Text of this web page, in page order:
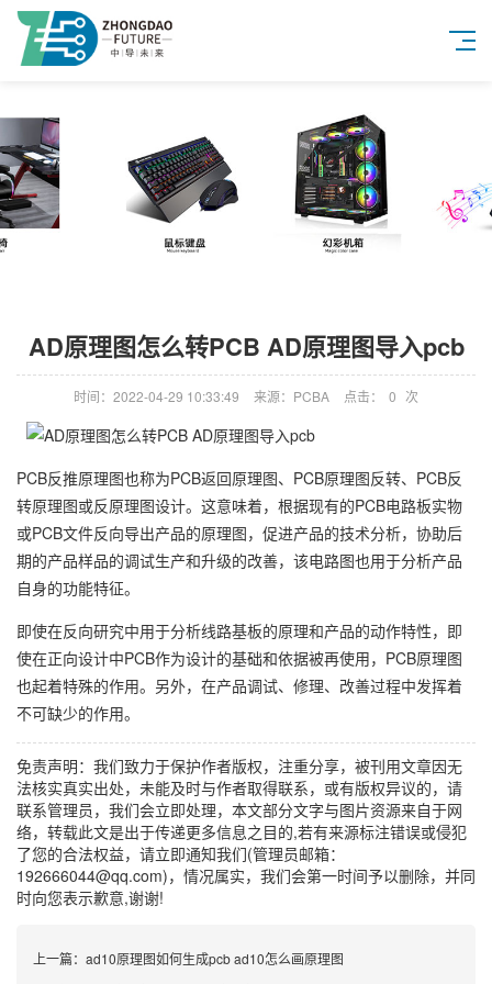
AD原理图怎么转PCB AD原理图导入pcb
时间：2022-04-29 10:33:49 来源：PCBA 点击： 0 次
PCB反推原理图也称为PCB返回原理图、PCB原理图反转、PCB反
转原理图或反原理图设计。这意味着，根据现有的PCB电路板实物
或PCB文件反向导出产品的原理图，促进产品的技术分析，协助后
期的产品样品的调试生产和升级的改善，该电路图也用于分析产品
自身的功能特征。
即使在反向研究中用于分析线路基板的原理和产品的动作特性，即
使在正向设计中PCB作为设计的基础和依据被再使用，PCB原理图
也起着特殊的作用。另外，在产品调试、修理、改善过程中发挥着
不可缺少的作用。
免责声明：我们致力于保护作者版权，注重分享，被刊用文章因无
法核实真实出处，未能及时与作者取得联系，或有版权异议的，请
联系管理员，我们会立即处理，本文部分文字与图片资源来自于网
络，转载此文是出于传递更多信息之目的,若有来源标注错误或侵犯
了您的合法权益，请立即通知我们(管理员邮箱：
192666044@qq.com)，情况属实，我们会第一时间予以删除，并同
时向您表示歉意,谢谢!
上一篇： ad10原理图如何生成pcb ad10怎么画原理图